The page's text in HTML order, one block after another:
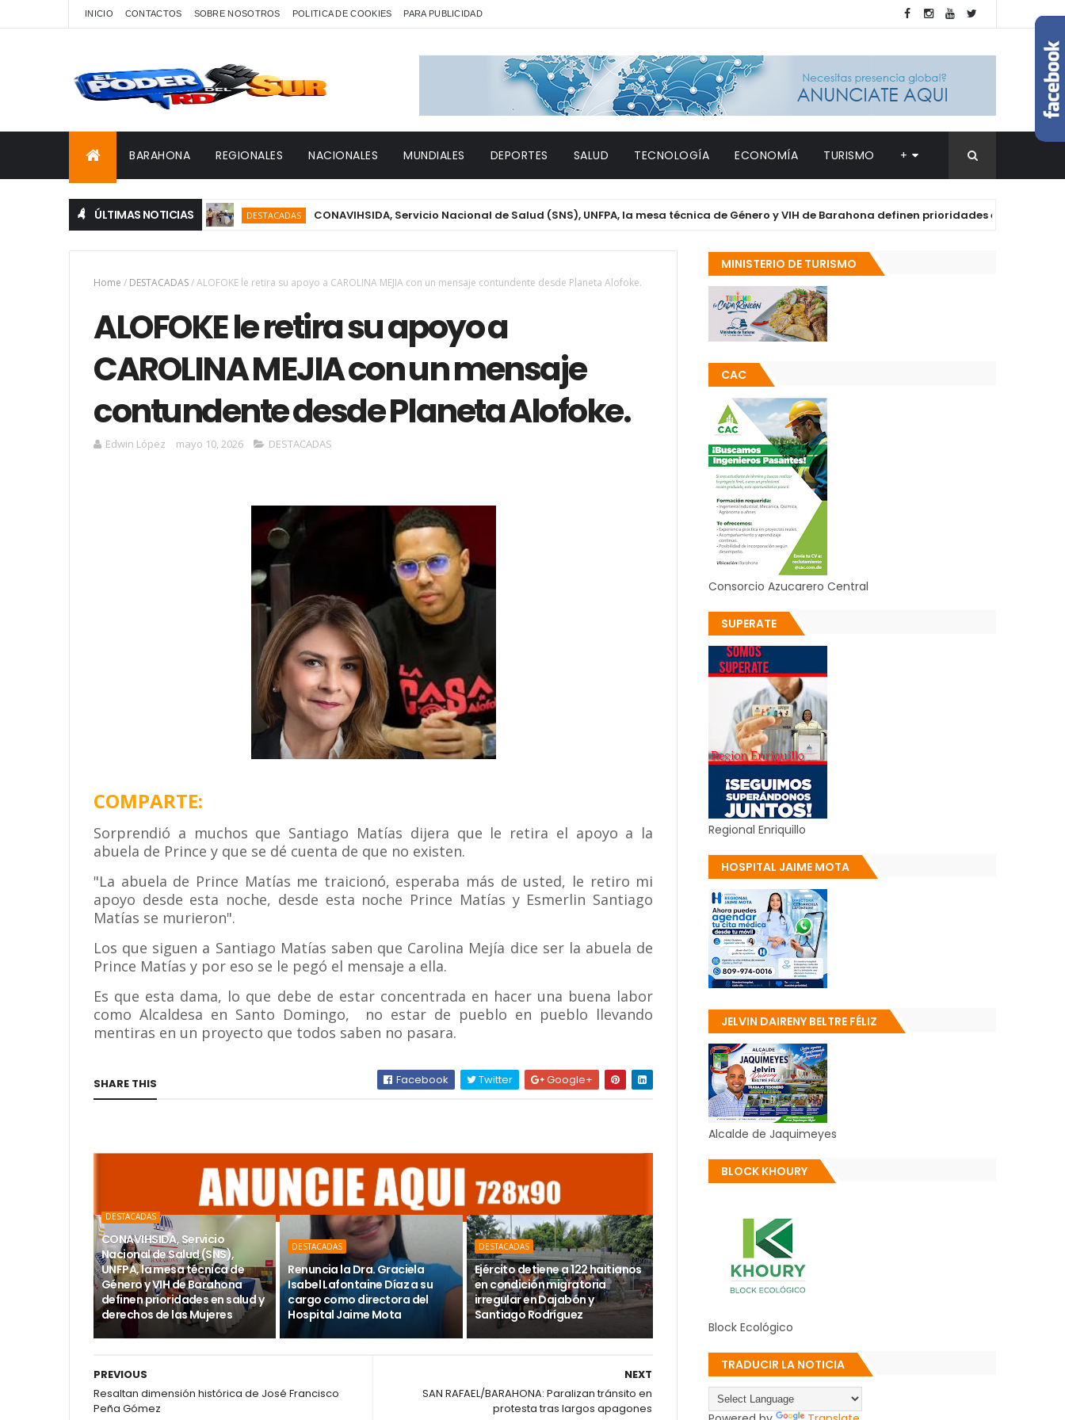
INICIO CONTACTOS SOBRE NOSOTROS POLITICA DE COOKIES PARA PUBLICIDAD
BARAHONA REGIONALES NACIONALES MUNDIALES DEPORTES SALUD TECNOLOGÍA ECONOMÍA TURISMO +
ÚLTIMAS NOTICIAS DESTACADAS CONAVIHSIDA, Servicio Nacional de Salud (SNS), UNFPA, la mesa técnica de Género y VIH de Barahona definen prioridades en salud y derechos
Home / DESTACADAS/ALOFOKE le retira su apoyo a CAROLINA MEJIA con un mensaje contundente desde Planeta Alofoke.
ALOFOKE le retira su apoyo a
CAROLINA MEJIA con un mensaje
contundente desde Planeta Alofoke.
Edwin López mayo 10, 2026 DESTACADAS
COMPARTE:
Sorprendió a muchos que Santiago Matías dijera que le retira el apoyo a la
abuela de Prince y que se dé cuenta de que no existen.
"La abuela de Prince Matías me traicionó, esperaba más de usted, le retiro mi
apoyo desde esta noche, desde esta noche Prince Matías y Esmerlin Santiago
Matías se murieron".
Los que siguen a Santiago Matías saben que Carolina Mejía dice ser la abuela de
Prince Matías y por eso se le pegó el mensaje a ella.
Es que esta dama, lo que debe de estar concentrada en hacer una buena labor
como Alcaldesa en Santo Domingo, no estar de pueblo en pueblo llevando
mentiras en un proyecto que todos saben no pasara.
SHARE THIS Facebook Twitter Google+
DESTACADAS
CONAVIHSIDA, Servicio
Nacional de Salud (SNS),
UNFPA, la mesa técnica de
Género y VIH de Barahona
definen prioridades en salud y
derechos de las Mujeres
DESTACADAS
Renuncia la Dra. Graciela
Isabel Lafontaine Díaz a su
cargo como directora del
Hospital Jaime Mota
DESTACADAS
Ejército detiene a 122 haitianos
en condición migratoria
irregular en Dajabón y
Santiago Rodríguez
NEXT
SAN RAFAEL/BARAHONA: Paralizan tránsito en
protesta tras largos apagones
PREVIOUS
Resaltan dimensión histórica de José Francisco
Peña Gómez
MINISTERIO DE TURISMO
CAC
Consorcio Azucarero Central
SUPERATE
Regional Enriquillo
HOSPITAL JAIME MOTA
JELVIN DAIRENY BELTRE FÉLIZ
Alcalde de Jaquimeyes
BLOCK KHOURY
Block Ecológico
TRADUCIR LA NOTICIA